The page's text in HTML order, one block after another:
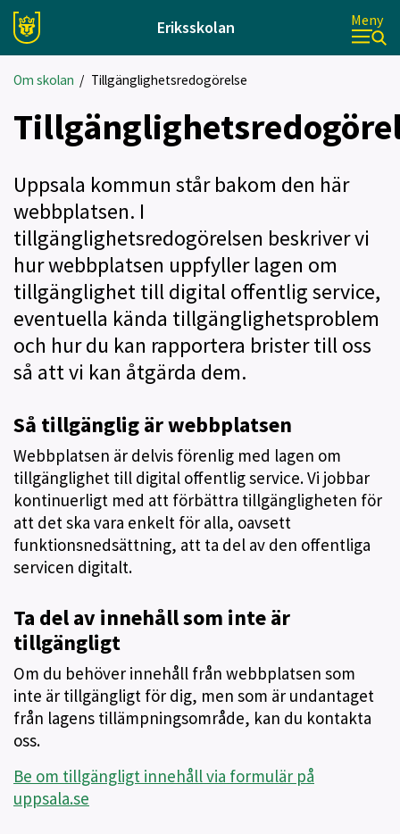
Eriksskolan Meny
Om skolan / Tillgänglighetsredogörelse
Uppsala kommun står bakom den här
webbplatsen. I
tillgänglighetsredogörelsen beskriver vi
hur webbplatsen uppfyller lagen om
tillgänglighet till digital offentlig service,
eventuella kända tillgänglighetsproblem
och hur du kan rapportera brister till oss
så att vi kan åtgärda dem.
Så tillgänglig är webbplatsen
Webbplatsen är delvis förenlig med lagen om
tillgänglighet till digital offentlig service. Vi jobbar
kontinuerligt med att förbättra tillgängligheten för
att det ska vara enkelt för alla, oavsett
funktionsnedsättning, att ta del av den offentliga
servicen digitalt.
Ta del av innehåll som inte är
tillgängligt
Om du behöver innehåll från webbplatsen som
inte är tillgängligt för dig, men som är undantaget
från lagens tillämpningsområde, kan du kontakta
oss.
Be om tillgängligt innehåll via formulär på
uppsala.se